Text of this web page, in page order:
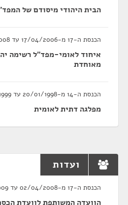
הבית היהודי מיסודם של
הכנסת ה-17 מ-17/04/2006 עד 03/12/2008
איחוד לאומי-מפד"ל רשימה
מאוחדת
הכנסת ה-14 מ-20/01/1998 עד 07/06/1999
מפלגה דתית לאומית
ועדות
הכנסת ה-17 מ-02/04/2008 עד 24/02/2009
הוועדה המשותפת לוועדת